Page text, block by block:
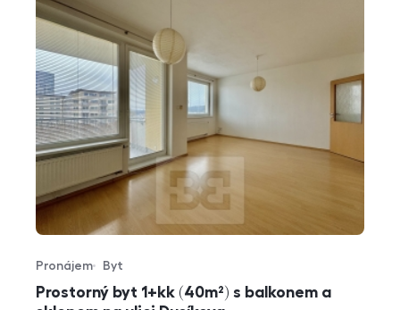
Prostorný byt 1+kk (40m²) s balkonem a
Typ nabídky
Pronájem
Typ nemovitosti
Byt